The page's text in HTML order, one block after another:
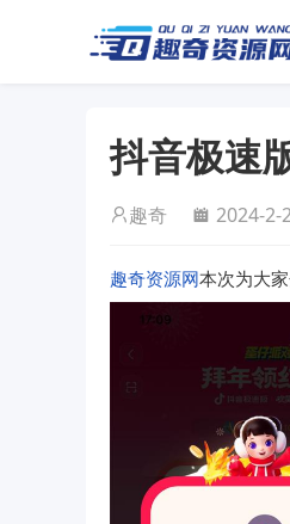
抖音极速
趣奇 2024-2-
趣奇资源网本次为大